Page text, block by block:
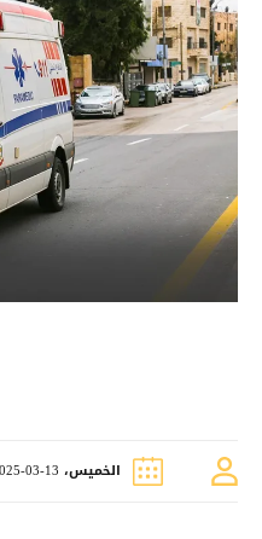
الخميس، 13-03-2025